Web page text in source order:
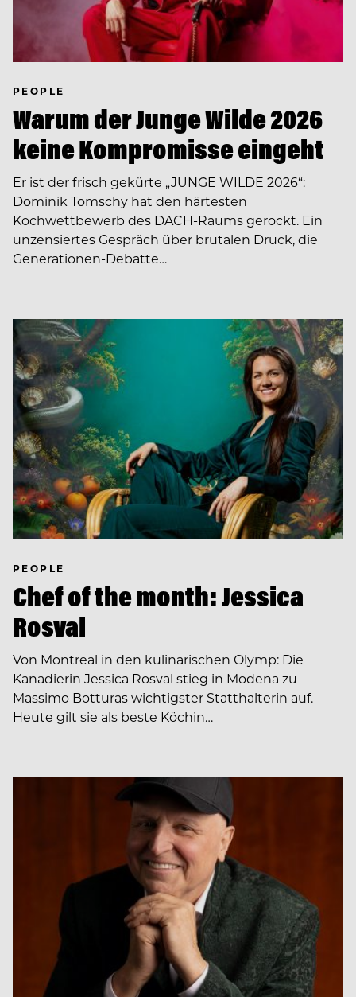
PEOPLE
Warum der Junge Wilde 2026
keine Kompromisse eingeht
Er ist der frisch gekürte „JUNGE WILDE 2026“:
Dominik Tomschy hat den härtesten
Kochwettbewerb des DACH-Raums gerockt. Ein
unzensiertes Gespräch über brutalen Druck, die
Generationen-Debatte…
PEOPLE
Chef of the month: Jessica
Rosval
Von Montreal in den kulinarischen Olymp: Die
Kanadierin Jessica Rosval stieg in Modena zu
Massimo Botturas wichtigster Statthalterin auf.
Heute gilt sie als beste Köchin…